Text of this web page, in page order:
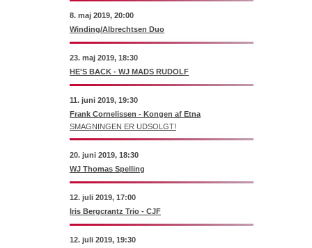
8. maj 2019, 20:00
Winding/Albrechtsen Duo
23. maj 2019, 18:30
HE'S BACK - WJ MADS RUDOLF
11. juni 2019, 19:30
Frank Cornelissen - Kongen af Etna
SMAGNINGEN ER UDSOLGT!
20. juni 2019, 18:30
WJ Thomas Spelling
12. juli 2019, 17:00
Iris Bergcrantz Trio - CJF
12. juli 2019, 19:30